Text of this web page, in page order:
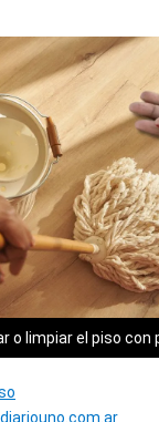
o limpiar el piso